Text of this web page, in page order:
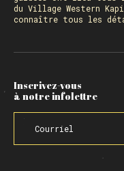
du Village Western
connaître tous les
Inscrivez-vous
à notre infolettre